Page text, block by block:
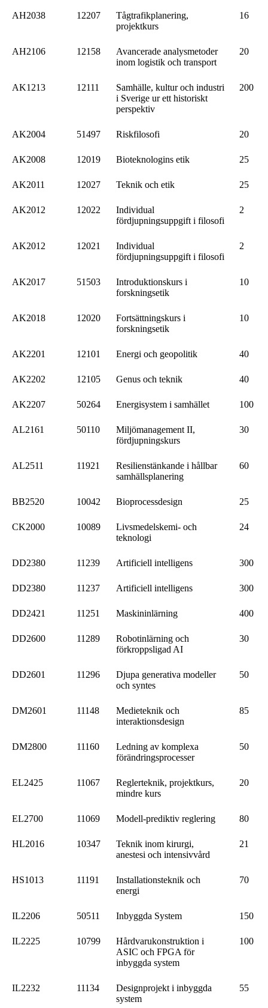
AH2038 12207
Tågtrafikplanering,
projektkurs
16
AH2106 12158
Avancerade analysmetoder
inom logistik och transport
20
AK1213 12111
Samhälle, kultur och industri
i Sverige ur ett historiskt
perspektiv
200
AK2004 51497 Riskfilosofi 20
AK2008 12019 Bioteknologins etik 25
AK2011 12027 Teknik och etik 25
AK2012 12022
Individual
fördjupningsuppgift i filosofi
2
AK2012 12021
Individual
fördjupningsuppgift i filosofi
2
AK2017 51503
Introduktionskurs i
forskningsetik
10
AK2018 12020
Fortsättningskurs i
forskningsetik
10
AK2201 12101 Energi och geopolitik 40
AK2202 12105 Genus och teknik 40
AK2207 50264 Energisystem i samhället 100
AL2161 50110
Miljömanagement II,
fördjupningskurs
30
AL2511 11921
Resilienstänkande i hållbar
samhällsplanering
60
BB2520 10042 Bioprocessdesign 25
CK2000 10089
Livsmedelskemi- och
teknologi
24
DD2380 11239 Artificiell intelligens 300
DD2380 11237 Artificiell intelligens 300
DD2421 11251 Maskininlärning 400
DD2600 11289
Robotinlärning och
förkroppsligad AI
30
DD2601 11296
Djupa generativa modeller
och syntes
50
DM2601 11148
Medieteknik och
interaktionsdesign
85
DM2800 11160
Ledning av komplexa
förändringsprocesser
50
EL2425 11067
Reglerteknik, projektkurs,
mindre kurs
20
EL2700 11069 Modell-prediktiv reglering 80
HL2016 10347
Teknik inom kirurgi,
anestesi och intensivvård
21
HS1013 11191
Installationsteknik och
energi
70
IL2206 50511 Inbyggda System 150
IL2225 10799
Hårdvarukonstruktion i
ASIC och FPGA för
inbyggda system
100
IL2232 11134
Designprojekt i inbyggda
system
55